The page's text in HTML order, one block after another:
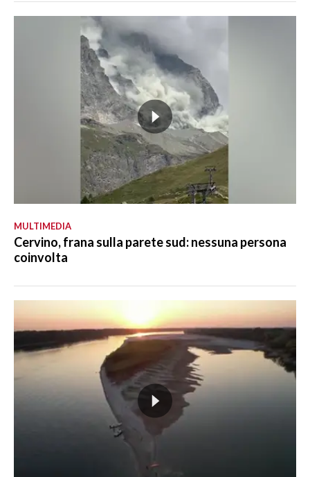
MULTIMEDIA
Cervino, frana sulla parete sud: nessuna persona
coinvolta